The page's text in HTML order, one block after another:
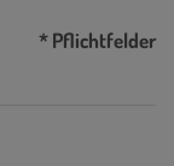
* Pflichtfelder